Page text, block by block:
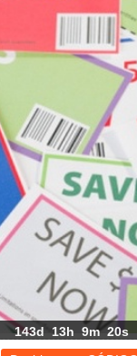
143d 13h 9m 19s